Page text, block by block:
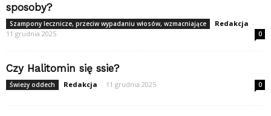
sposoby?
Szampony lecznicze, przeciw wypadaniu włosów, wzmacniające Redakcja -
11 grudnia 2025
0
Czy Halitomin się ssie?
Świeży oddech Redakcja - 11 grudnia 2025 0